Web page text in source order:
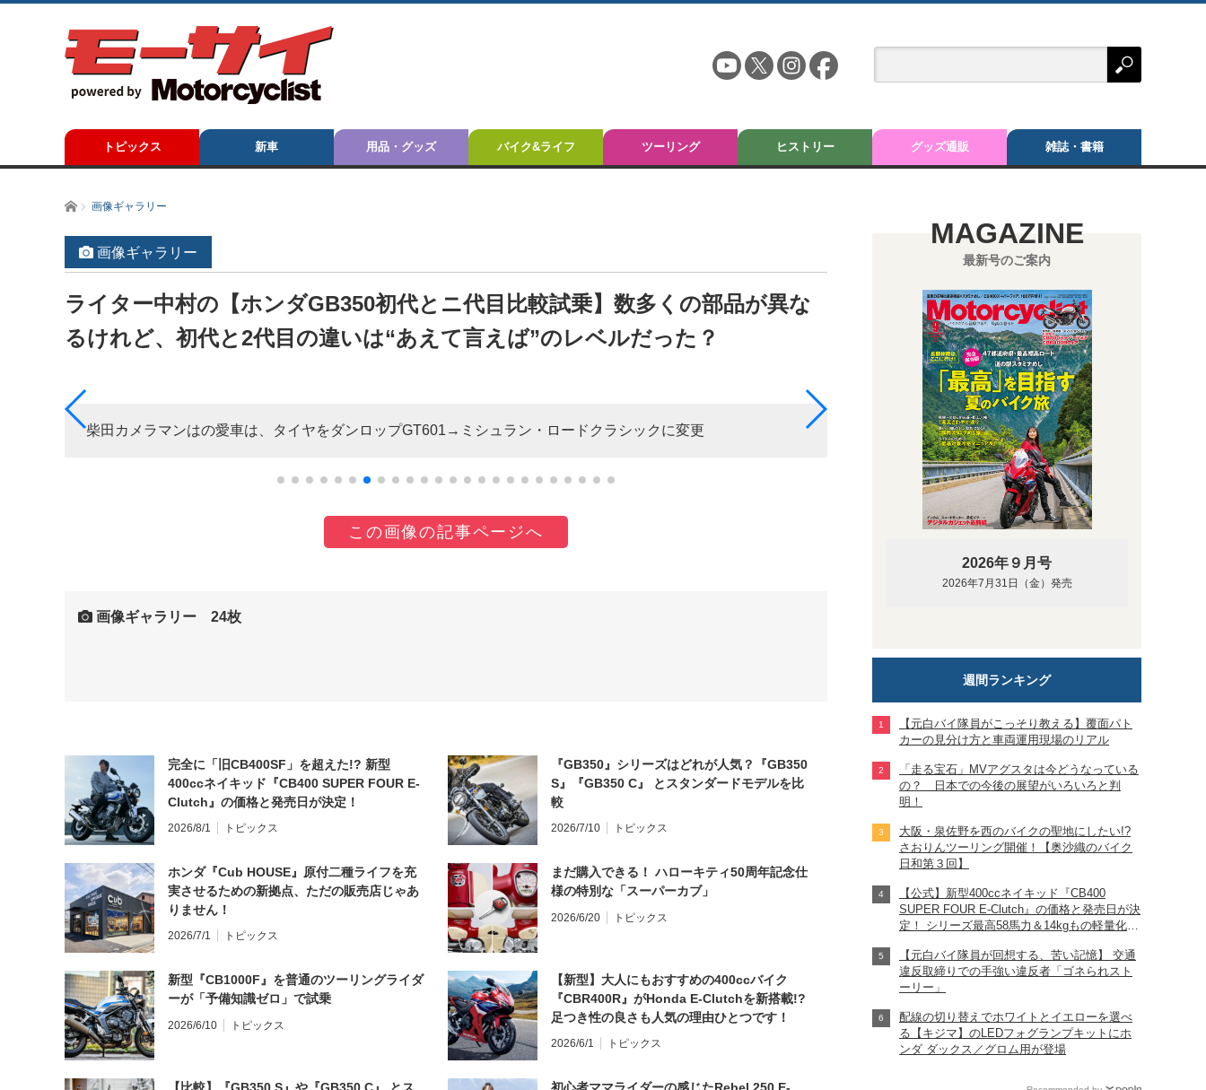
トピックス 新車 用品・グッズ バイク&ライフ ツーリング ヒストリー グッズ通販 雑誌・書籍
ホーム画像ギャラリー
画像ギャラリー
ライター中村の【ホンダGB350初代とニ代目比較試乗】数多くの部品が異な
るけれど、初代と2代目の違いは“あえて言えば”のレベルだった？
柴田カメラマンはの愛車は、タイヤをダンロップGT601→ミシュラン・ロードクラシックに変更 2021年型GB350＋ライター中村
この画像の記事ページへ
画像ギャラリー 24枚
完全に「旧CB400SF」を超えた!? 新型
400ccネイキッド『CB400 SUPER FOUR E-
Clutch』の価格と発売日が決定！
2026/8/1 トピックス
『GB350』シリーズはどれが人気？『GB350
S』『GB350 C』 とスタンダードモデルを比
較
2026/7/10 トピックス
ホンダ『Cub HOUSE』原付二種ライフを充
実させるための新拠点、ただの販売店じゃあ
りません！
2026/7/1 トピックス
まだ購入できる！ ハローキティ50周年記念仕
様の特別な「スーパーカブ」
2026/6/20 トピックス
新型『CB1000F』を普通のツーリングライダ
ーが「予備知識ゼロ」で試乗
2026/6/10 トピックス
【新型】大人にもおすすめの400ccバイク
『CBR400R』がHonda E-Clutchを新搭載!?
足つき性の良さも人気の理由ひとつです！
2026/6/1 トピックス
【比較】『GB350 S』や『GB350 C』 とス
初心者ママライダーの感じたRebel 250 E-
MAGAZINE
最新号のご案内
2026年９月号
2026年7月31日（金）発売
週間ランキング
【元白バイ隊員がこっそり教える】覆面パト
カーの見分け方と車両運用現場のリアル
「走る宝石」MVアグスタは今どうなっている
の？ 日本での今後の展望がいろいろと判
明！
大阪・泉佐野を西のバイクの聖地にしたい!?
さおりんツーリング開催！【奥沙織のバイク
日和第３回】
【公式】新型400ccネイキッド『CB400
SUPER FOUR E-Clutch』の価格と発売日が決
定！ シリーズ最高58馬力＆14kgもの軽量化!?
【Honda2026新車ニュース】
【元白バイ隊員が回想する、苦い記憶】 交通
違反取締りでの手強い違反者「ゴネられスト
ーリー」
配線の切り替えでホワイトとイエローを選べ
る【キジマ】のLEDフォグランプキットにホ
ンダ ダックス／グロム用が登場